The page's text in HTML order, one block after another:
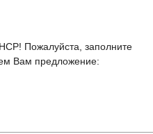
Пожалуйста, заполните
Вам предложение: